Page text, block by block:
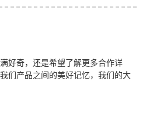
好奇，还是希望了解更多合作详
们产品之间的美好记忆，我们的大